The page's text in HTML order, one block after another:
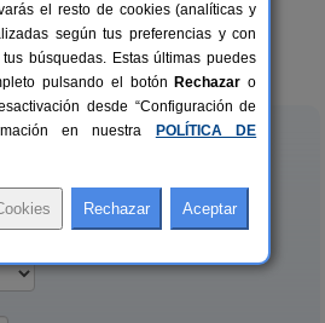
8+6 pers.
desde25 €
de Mirabel
(La Rioja)
el resto de cookies (analíticas y
según tus preferencias y con
búsquedas. Estas últimas puedes
pulsando el botón Rechazar o
desde “Configuración de
en nuestra
POLÍTICA DE